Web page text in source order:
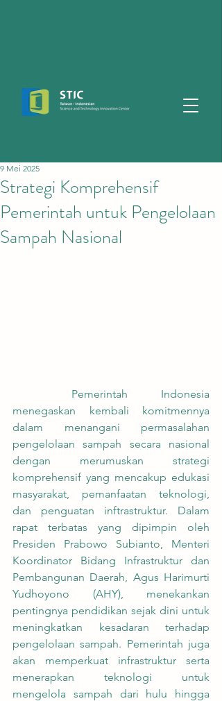
Strategi Komprehensif
Pemerintah untuk Pengelolaan
Sampah Nasional
9 Mei 2025
menegaskan kembali komitmennya
dalam menangani permasalahan
pengelolaan sampah secara nasional
dengan merumuskan strategi
komprehensif yang mencakup edukasi
masyarakat, pemanfaatan teknologi,
dan penguatan inftrastruktur. Dalam
rapat terbatas yang dipimpin oleh
Presiden Prabowo Subianto, Menteri
Koordinator Bidang Infrastruktur dan
Pembangunan Daerah, Agus Harimurti
Yudhoyono (AHY), menekankan
pentingnya pendidikan sejak dini untuk
meningkatkan kesadaran terhadap
pengelolaan sampah. Pemerintah juga
akan memperkuat infrastruktur serta
menerapkan teknologi untuk
mengelola sampah dari hulu hingga